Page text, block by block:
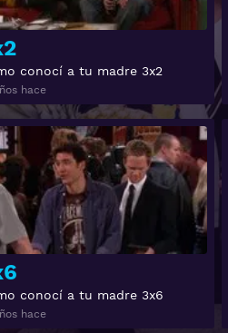
conocí a tu madre 3x2
hace
conocí a tu madre 3x6
hace